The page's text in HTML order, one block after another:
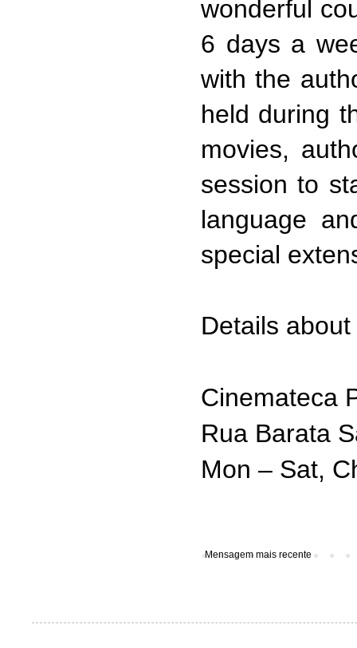
wonderful
6 days a
with the
held during
movies,
session to
language
special
Details
Cinemateca
Rua Barata
Mon – Sat,
Mensagem mais recente